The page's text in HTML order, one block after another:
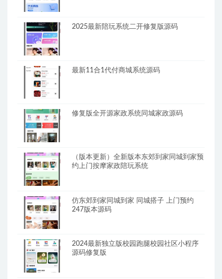
2025最新陪玩系统二开修复版源码
最新11合1代付商城系统源码
修复版全开源家政系统同城家政源码
（版本更新）全新版本东郊到家同城到家预
约上门按摩家政陪玩系统
仿东郊到家同城到家 同城搭子 上门预约
247版本源码
2024最新独立版校园跑腿校园社区小程序
源码修复版